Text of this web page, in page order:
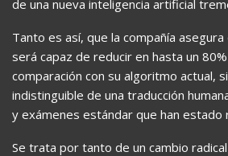
de una nueva inteligencia artificial
Tanto es así, que la compañía
será capaz de reducir en hasta un
comparación con su algoritmo actual,
indistinguible de una traducción
y exámenes estándar que han estado
Se trata por tanto de un cambio